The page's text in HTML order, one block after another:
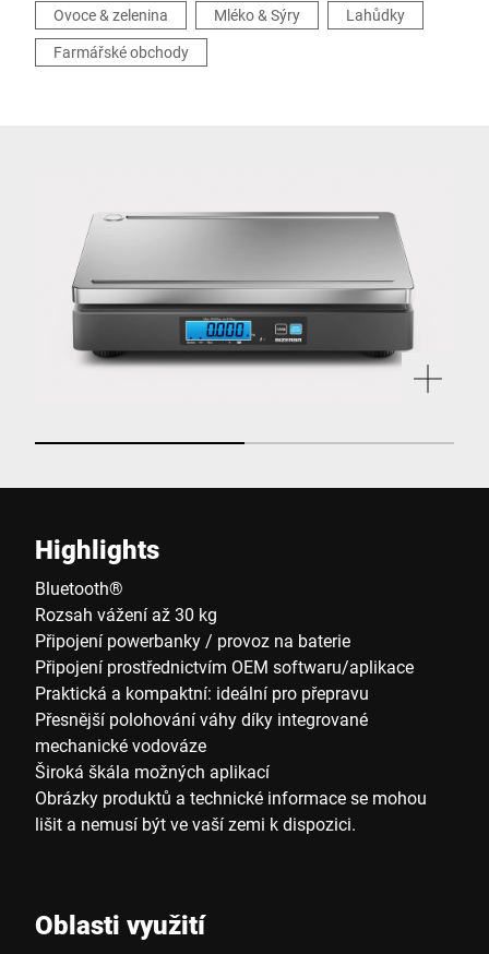
Ovoce & zelenina
Mléko & Sýry
Lahůdky
Farmářské obchody
Highlights
Bluetooth®
Rozsah vážení až 30 kg
Připojení powerbanky / provoz na baterie
Připojení prostřednictvím OEM softwaru/aplikace
Praktická a kompaktní: ideální pro přepravu
Přesnější polohování váhy díky integrované
mechanické vodováze
Široká škála možných aplikací
Obrázky produktů a technické informace se mohou
lišit a nemusí být ve vaší zemi k dispozici.
Oblasti využití